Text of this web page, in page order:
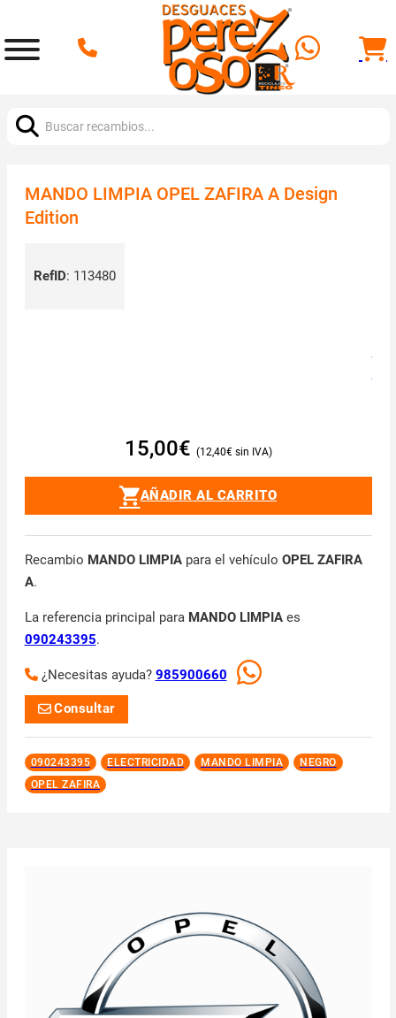
MANDO LIMPIA OPEL ZAFIRA A Design
Edition
RefID: 113480
15,00€ 12,40€
AÑADIR AL CARRITO
Recambio MANDO LIMPIApara el vehículo OPEL ZAFIRA
A.
La referencia principal para MANDO LIMPIAes
090243395.
¿Necesitas ayuda? 985900660
Consultar
090243395 ELECTRICIDAD MANDO LIMPIA
NEGRO
OPEL ZAFIRA